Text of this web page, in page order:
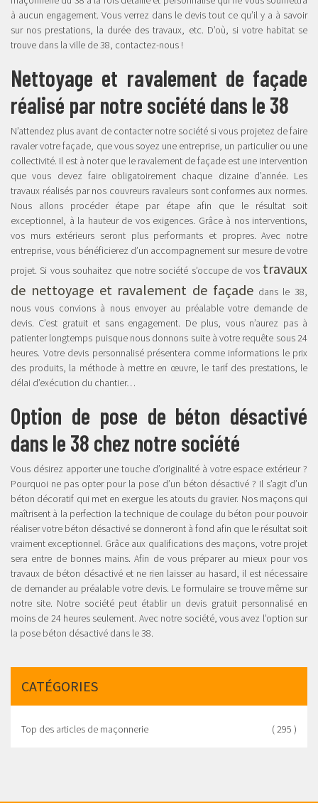
à aucun engagement. Vous verrez dans le devis tout ce qu’il y a à savoir
sur nos prestations, la durée des travaux, etc. D’où, si votre habitat se
trouve dans la ville de 38, contactez-nous !
Nettoyage et ravalement de façade
réalisé par notre société dans le 38
N’attendez plus avant de contacter notre société si vous projetez de faire
ravaler votre façade, que vous soyez une entreprise, un particulier ou une
collectivité. Il est à noter que le ravalement de façade est une intervention
que vous devez faire obligatoirement chaque dizaine d’année. Les
travaux réalisés par nos couvreurs ravaleurs sont conformes aux normes.
Nous allons procéder étape par étape afin que le résultat soit
exceptionnel, à la hauteur de vos exigences. Grâce à nos interventions,
vos murs extérieurs seront plus performants et propres. Avec notre
entreprise, vous bénéficierez d’un accompagnement sur mesure de votre
projet. Si vous souhaitez que notre société s’occupe de vos travaux
de nettoyage et ravalement de façadedans le 38,
nous vous convions à nous envoyer au préalable votre demande de
devis. C’est gratuit et sans engagement. De plus, vous n’aurez pas à
patienter longtemps puisque nous donnons suite à votre requête sous 24
heures. Votre devis personnalisé présentera comme informations le prix
des produits, la méthode à mettre en œuvre, le tarif des prestations, le
délai d’exécution du chantier…
Option de pose de béton désactivé
dans le 38 chez notre société
Vous désirez apporter une touche d’originalité à votre espace extérieur ?
Pourquoi ne pas opter pour la pose d’un béton désactivé ? Il s’agit d’un
béton décoratif qui met en exergue les atouts du gravier. Nos maçons qui
maîtrisent à la perfection la technique de coulage du béton pour pouvoir
réaliser votre béton désactivé se donneront à fond afin que le résultat soit
vraiment exceptionnel. Grâce aux qualifications des maçons, votre projet
sera entre de bonnes mains. Afin de vous préparer au mieux pour vos
travaux de béton désactivé et ne rien laisser au hasard, il est nécessaire
de demander au préalable votre devis. Le formulaire se trouve même sur
notre site. Notre société peut établir un devis gratuit personnalisé en
moins de 24 heures seulement. Avec notre société, vous avez l’option sur
la pose béton désactivé dans le 38.
CATÉGORIES
Top des articles de maçonnerie ( 295 )